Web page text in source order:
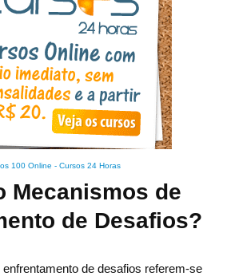
100 Online - Cursos 24 Horas
Mecanismos de
de Desafios?
de desafios referem-se